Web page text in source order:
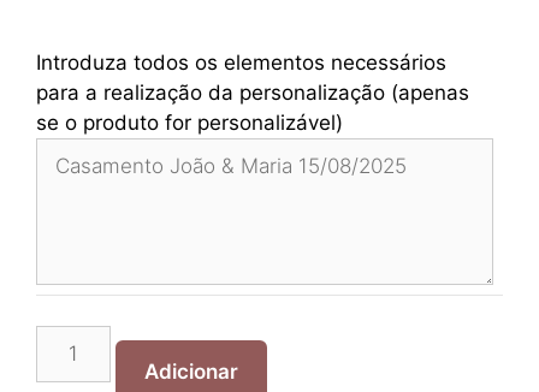
Introduza todos os elementos necessários
para a realização da personalização (apenas
se o produto for personalizável)
Quantidade
Adicionar